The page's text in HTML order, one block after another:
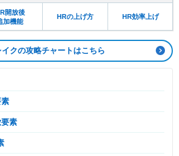
開放後
加機能
HRの上げ方 HR効率上げ
クの攻略チャートはこちら
素
要素